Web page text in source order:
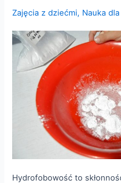
Zajęcia z dziećmi, Nauka
Hydrofobowość to